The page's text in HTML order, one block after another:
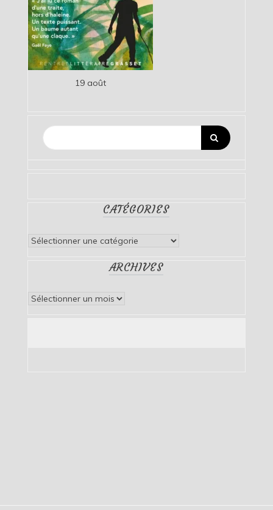
19 août
CATÉGORIES
Catégories
ARCHIVES
Archives